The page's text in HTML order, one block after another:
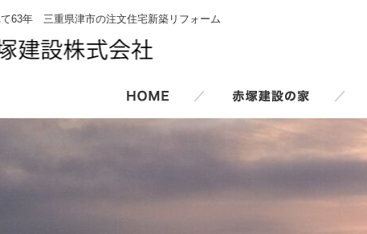
63年 三重県津市の注文住宅新築リフォーム
／ ／